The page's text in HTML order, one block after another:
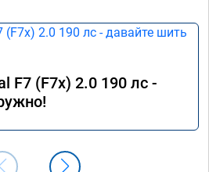
F7 (F7x) 2.0 190 лс -